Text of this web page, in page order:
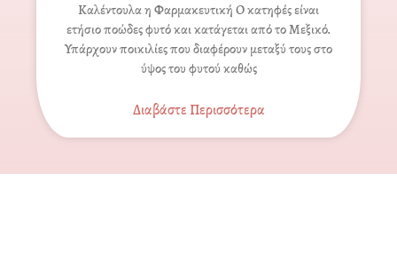
Καλέντουλα η Φαρμακευτική Ο κατηφές είναι
ετήσιο ποώδες φυτό και κατάγεται από το Μεξικό.
Υπάρχουν ποικιλίες που διαφέρουν μεταξύ τους στο
ύψος του φυτού καθώς
Διαβάστε Περισσότερα